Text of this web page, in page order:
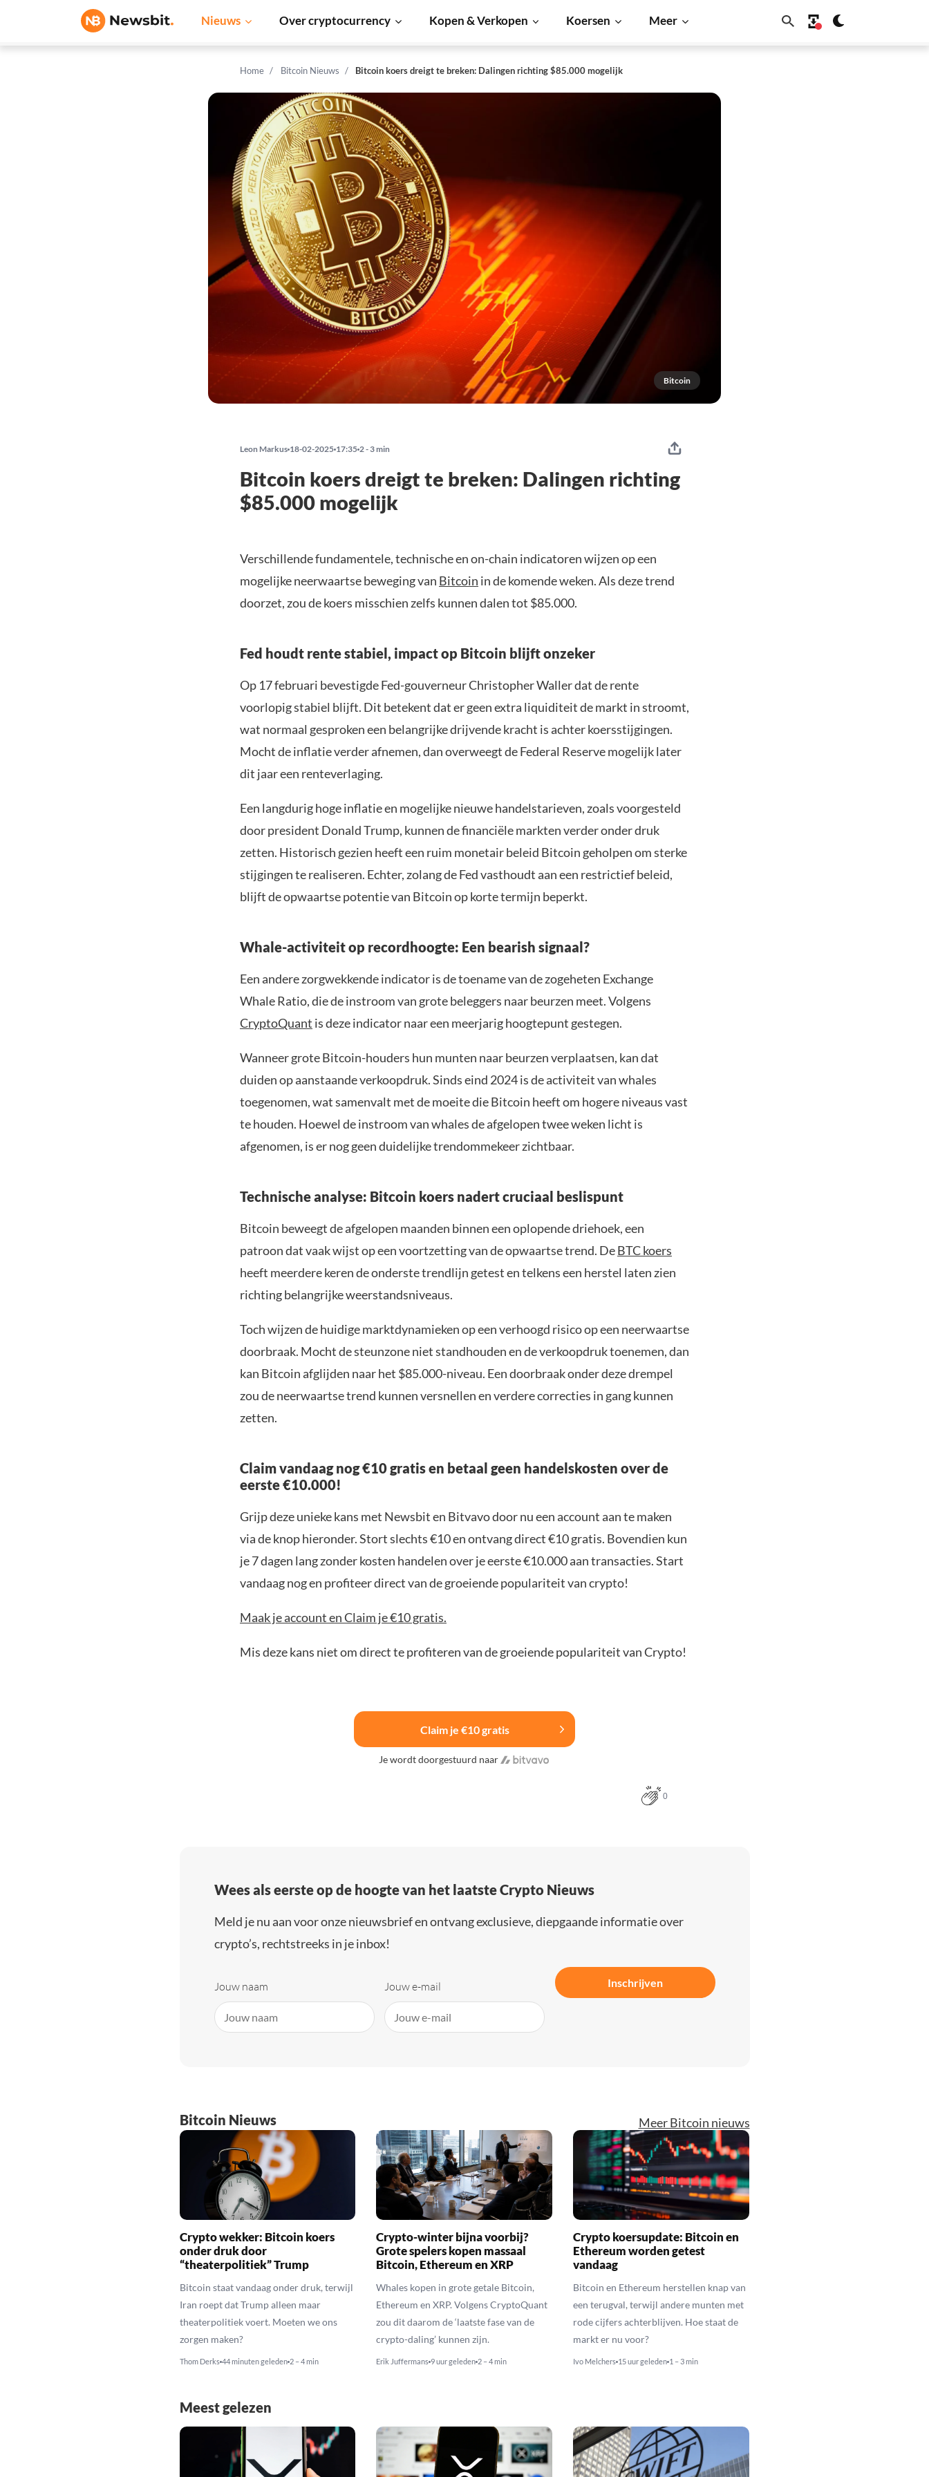
Nieuws Over cryptocurrency Kopen & Verkopen Koersen Meer
Home Bitcoin Nieuws Bitcoin koers dreigt te breken: Dalingen richting $85.000 mogelijk
Bitcoin
Leon Markus 18-02-2025 17:35 2 - 3 min
Bitcoin koers dreigt te breken: Dalingen richting
$85.000 mogelijk
Verschillende fundamentele, technische en on-chain indicatoren wijzen op een
mogelijke neerwaartse beweging van Bitcoin in de komende weken. Als deze trend
doorzet, zou de koers misschien zelfs kunnen dalen tot $85.000.
Fed houdt rente stabiel, impact op Bitcoin blijft onzeker
Op 17 februari bevestigde Fed-gouverneur Christopher Waller dat de rente
voorlopig stabiel blijft. Dit betekent dat er geen extra liquiditeit de markt in stroomt,
wat normaal gesproken een belangrijke drijvende kracht is achter koersstijgingen.
Mocht de inflatie verder afnemen, dan overweegt de Federal Reserve mogelijk later
dit jaar een renteverlaging.
Een langdurig hoge inflatie en mogelijke nieuwe handelstarieven, zoals voorgesteld
door president Donald Trump, kunnen de financiële markten verder onder druk
zetten. Historisch gezien heeft een ruim monetair beleid Bitcoin geholpen om sterke
stijgingen te realiseren. Echter, zolang de Fed vasthoudt aan een restrictief beleid,
blijft de opwaartse potentie van Bitcoin op korte termijn beperkt.
Whale-activiteit op recordhoogte: Een bearish signaal?
Een andere zorgwekkende indicator is de toename van de zogeheten Exchange
Whale Ratio, die de instroom van grote beleggers naar beurzen meet. Volgens
CryptoQuant is deze indicator naar een meerjarig hoogtepunt gestegen.
Wanneer grote Bitcoin-houders hun munten naar beurzen verplaatsen, kan dat
duiden op aanstaande verkoopdruk. Sinds eind 2024 is de activiteit van whales
toegenomen, wat samenvalt met de moeite die Bitcoin heeft om hogere niveaus vast
te houden. Hoewel de instroom van whales de afgelopen twee weken licht is
afgenomen, is er nog geen duidelijke trendommekeer zichtbaar.
Technische analyse: Bitcoin koers nadert cruciaal beslispunt
Bitcoin beweegt de afgelopen maanden binnen een oplopende driehoek, een
patroon dat vaak wijst op een voortzetting van de opwaartse trend. DeBTC koers
heeft meerdere keren de onderste trendlijn getest en telkens een herstel laten zien
richting belangrijke weerstandsniveaus.
Toch wijzen de huidige marktdynamieken op een verhoogd risico op een neerwaartse
doorbraak. Mocht de steunzone niet standhouden en de verkoopdruk toenemen, dan
kan Bitcoin afglijden naar het $85.000-niveau. Een doorbraak onder deze drempel
zou de neerwaartse trend kunnen versnellen en verdere correcties in gang kunnen
zetten.
Claim vandaag nog €10 gratis en betaal geen handelskosten over de
eerste €10.000!
Grijp deze unieke kans met Newsbit en Bitvavo door nu een account aan te maken
via de knop hieronder. Stort slechts €10 en ontvang direct €10 gratis. Bovendien kun
je 7 dagen lang zonder kosten handelen over je eerste €10.000 aan transacties. Start
vandaag nog en profiteer direct van de groeiende populariteit van crypto!
Maak je account en Claim je €10 gratis.
Mis deze kans niet om direct te profiteren van de groeiende populariteit van Crypto!
Claim je €10 gratis
Je wordt doorgestuurd naar
0
Wees als eerste op de hoogte van het laatste Crypto Nieuws
Meld je nu aan voor onze nieuwsbrief en ontvang exclusieve, diepgaande informatie over
crypto’s, rechtstreeks in je inbox!
Jouw naam Jouw e-mail Inschrijven
Bitcoin Nieuws Meer Bitcoin nieuws
Crypto wekker: Bitcoin koers
onder druk door
“theaterpolitiek” Trump
Bitcoin staat vandaag onder druk, terwijl
Iran roept dat Trump alleen maar
theaterpolitiek voert. Moeten we ons
zorgen maken?
Thom Derks 44 minuten geleden 2 – 4 min
Crypto-winter bijna voorbij?
Grote spelers kopen massaal
Bitcoin, Ethereum en XRP
Whales kopen in grote getale Bitcoin,
Ethereum en XRP. Volgens CryptoQuant
zou dit daarom de ‘laatste fase van de
crypto-daling’ kunnen zijn.
Erik Juffermans 9 uur geleden 2 – 4 min
Crypto koersupdate: Bitcoin en
Ethereum worden getest
vandaag
Bitcoin en Ethereum herstellen knap van
een terugval, terwijl andere munten met
rode cijfers achterblijven. Hoe staat de
markt er nu voor?
Ivo Melchers 15 uur geleden 1 – 3 min
Meest gelezen